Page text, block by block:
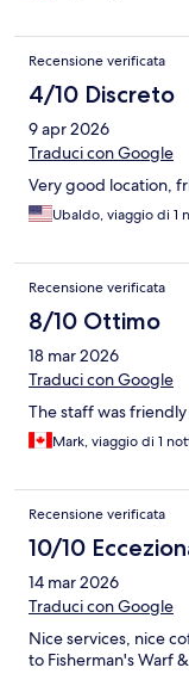
Recensione verificata
4/10 Discreto
9 apr 2026
Traduci con Google
Very good location,
Ubaldo, viaggio di 1
Recensione verificata
8/10 Ottimo
18 mar 2026
Traduci con Google
The staff was
Mark, viaggio di 1
Recensione verificata
10/10
14 mar 2026
Traduci con Google
Nice services, nice
to Fisherman's Warf